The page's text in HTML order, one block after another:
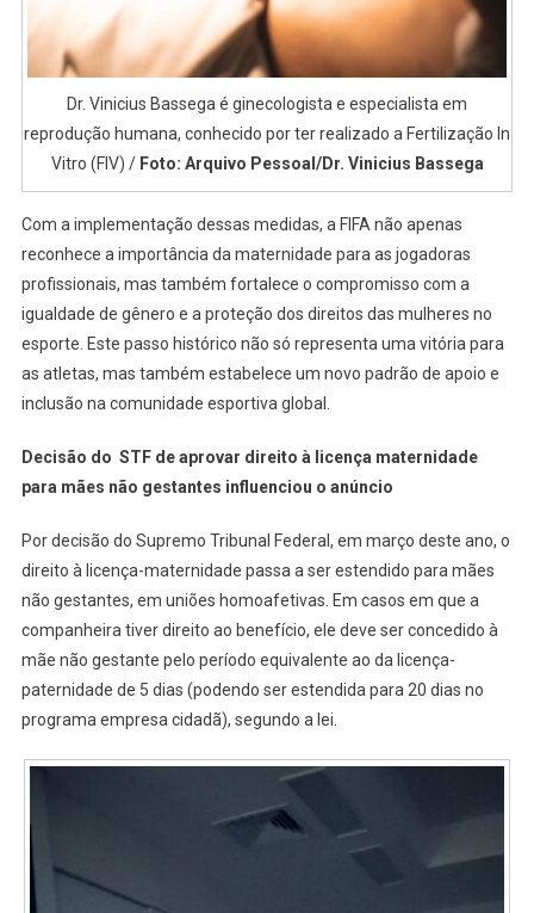
Dr. Vinicius Bassega é ginecologista e especialista em
reprodução humana, conhecido por ter realizado a Fertilização In
Vitro (FIV) / Foto: Arquivo Pessoal/Dr. Vinicius Bassega
Com a implementação dessas medidas, a FIFA não apenas
reconhece a importância da maternidade para as jogadoras
profissionais, mas também fortalece o compromisso com a
igualdade de gênero e a proteção dos direitos das mulheres no
esporte. Este passo histórico não só representa uma vitória para
as atletas, mas também estabelece um novo padrão de apoio e
inclusão na comunidade esportiva global.
Decisão do STF de aprovar direito à licença maternidade
para mães não gestantes influenciou o anúncio
Por decisão do Supremo Tribunal Federal, em março deste ano, o
direito à licença-maternidade passa a ser estendido para mães
não gestantes, em uniões homoafetivas. Em casos em que a
companheira tiver direito ao benefício, ele deve ser concedido à
mãe não gestante pelo período equivalente ao da licença-
paternidade de 5 dias (podendo ser estendida para 20 dias no
programa empresa cidadã), segundo a lei.